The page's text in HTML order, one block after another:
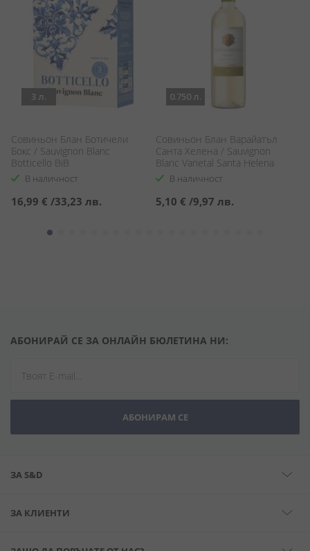
3 л.
Совиньон Блан Ботичели
Бокс / Sauvignon Blanc
Botticello BiB
В наличност
16,99 € /33,23 лв.
0.750 л.
Совиньон Блан Варайатъл
Санта Хелена / Sauvignon
Blanc Varietal Santa Helena
В наличност
5,10 € /9,97 лв.
АБОНИРАЙ СЕ ЗА ОНЛАЙН БЮЛЕТИНА НИ:
АБОНИРАМ СЕ
ЗА S&D
ЗА КЛИЕНТИ